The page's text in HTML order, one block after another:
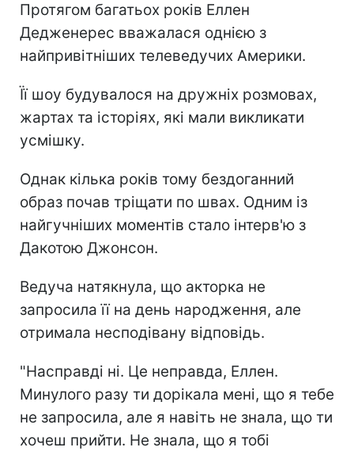
Протягом багатьох років Еллен
Дедженерес вважалася однією з
найпривітніших телеведучих Америки.
Її шоу будувалося на дружніх розмовах,
жартах та історіях, які мали викликати
усмішку.
Однак кілька років тому бездоганний
образ почав тріщати по швах. Одним із
найгучніших моментів стало інтерв'ю з
Дакотою Джонсон.
Ведуча натякнула, що акторка не
запросила її на день народження, але
отримала несподівану відповідь.
"Насправді ні. Це неправда, Еллен.
Минулого разу ти дорікала мені, що я тебе
не запросила, але я навіть не знала, що ти
хочеш прийти. Не знала, що я тобі